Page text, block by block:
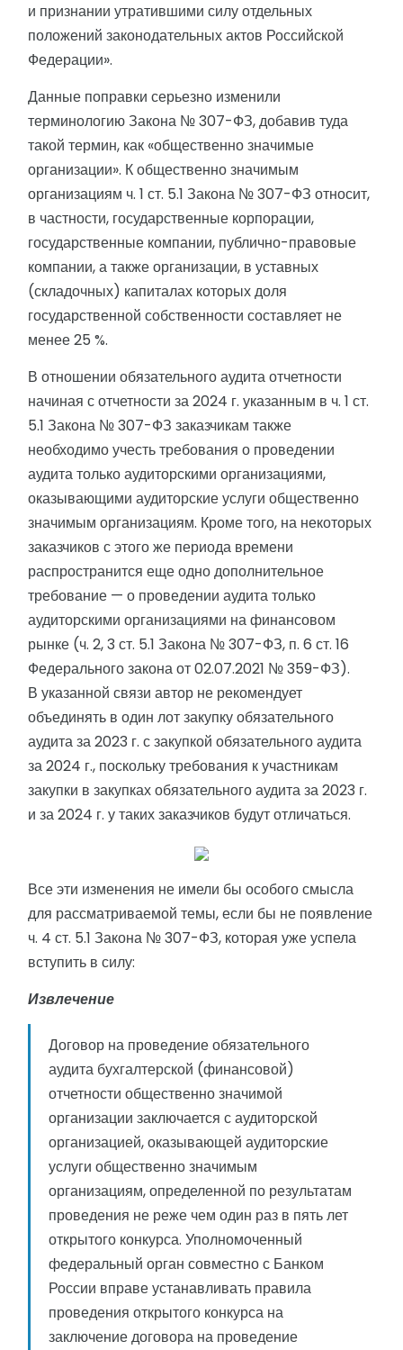
и признании утратившими силу отдельных
положений законодательных актов Российской
Федерации».
Данные поправки серьезно изменили
терминологию Закона № 307-ФЗ, добавив туда
такой термин, как «общественно значимые
организации». К общественно значимым
организациям ч. 1 ст. 5.1 Закона № 307-ФЗ относит,
в частности, государственные корпорации,
государственные компании, публично-правовые
компании, а также организации, в уставных
(складочных) капиталах которых доля
государственной собственности составляет не
менее 25 %.
В отношении обязательного аудита отчетности
начиная с отчетности за 2024 г. указанным в ч. 1 ст.
5.1 Закона № 307-ФЗ заказчикам также
необходимо учесть требования о проведении
аудита только аудиторскими организациями,
оказывающими аудиторские услуги общественно
значимым организациям. Кроме того, на некоторых
заказчиков с этого же периода времени
распространится еще одно дополнительное
требование — о проведении аудита только
аудиторскими организациями на финансовом
рынке (ч. 2, 3 ст. 5.1 Закона № 307-ФЗ, п. 6 ст. 16
Федерального закона от 02.07.2021 № 359-ФЗ).
В указанной связи автор не рекомендует
объединять в один лот закупку обязательного
аудита за 2023 г. с закупкой обязательного аудита
за 2024 г., поскольку требования к участникам
закупки в закупках обязательного аудита за 2023 г.
и за 2024 г. у таких заказчиков будут отличаться.
Все эти изменения не имели бы особого смысла
для рассматриваемой темы, если бы не появление
ч. 4 ст. 5.1 Закона № 307-ФЗ, которая уже успела
вступить в силу:
Извлечение
Договор на проведение обязательного
аудита бухгалтерской (финансовой)
отчетности общественно значимой
организации заключается с аудиторской
организацией, оказывающей аудиторские
услуги общественно значимым
организациям, определенной по результатам
проведения не реже чем один раз в пять лет
открытого конкурса. Уполномоченный
федеральный орган совместно с Банком
России вправе устанавливать правила
проведения открытого конкурса на
заключение договора на проведение